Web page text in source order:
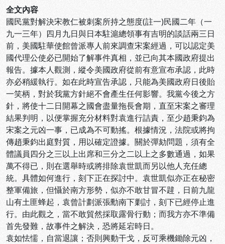
全文內容
國民黨對解決宋教仁被刺案所持之態度(註一)民國二年（一
九一三年）四月九日與日本駐滬總領事有吉明的談話兩三日
前，美國駐華使館曾派專人前來調查宋案經過，可以認定美
國代理公使必已開始了解事件真相，並已向其本國政府提出
報告。據本人觀測，縱令美國政府從前有意宣布承認，此時
亦必稍緩執行。如在此時宣告承認，只能為美國政府日後貽
一笑柄，對於我黨方針絕不會產生任何影響。我黨今後之方
針，將使十二日開幕之國會盡量拖長會期，直至宋案之審理
結果判明，以便掌握充分材料對袁進行詰責，至少趙秉鈞為
宋案之元凶一事，已成為不可動搖。根據情況，法院或將拘
傳趙秉鈞出庭對質，用以確定證據。關於彈劾問題，須有全
體議員四分之三以上出席和三分之二以上之多數通過，如果
萬不得已，則在選舉時或將排除袁世凱而另以他人充任總
統。具體如何進行，刻下正在探討中。袁世凱似亦正在秘密
整軍備旅，但懾於南方形勢，似亦不敢甘冒不韙，日前九龍
山有土匪蜂起，袁曾計劃派張勳南下剿討，刻下已經停止進
行。由此觀之，當不敢貿然採取露骨行動；而我方亦不準備
首先發難，故事件之解決，恐將延宕時日。
袁如怯懦，自當退讓；否則興動干戈，反可乘機鋤除元凶，